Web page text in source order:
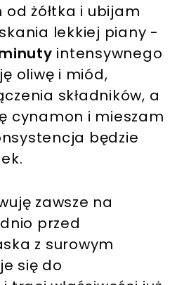
od żółtka i ubijam
lekkiej piany -
intensywnego
oliwę i miód,
składników, a
cynamon i mieszam
będzie
zawsze na
przed
z surowym
się do